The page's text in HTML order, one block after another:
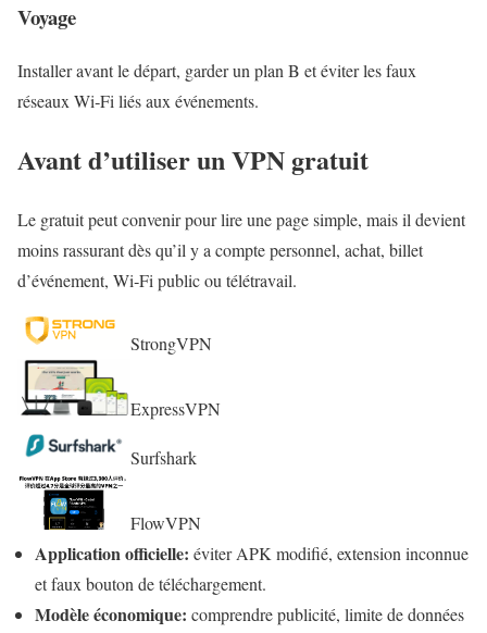
Voyage
Installer avant le départ, garder un plan B et éviter les faux
réseaux Wi‑Fi liés aux événements.
Avant d’utiliser un VPN gratuit
Le gratuit peut convenir pour lire une page simple, mais il devient
moins rassurant dès qu’il y a compte personnel, achat, billet
d’événement, Wi‑Fi public ou télétravail.
StrongVPN
ExpressVPN
Surfshark
FlowVPN
Application officielle: éviter APK modifié, extension inconnue
et faux bouton de téléchargement.
Modèle économique: comprendre publicité, limite de données